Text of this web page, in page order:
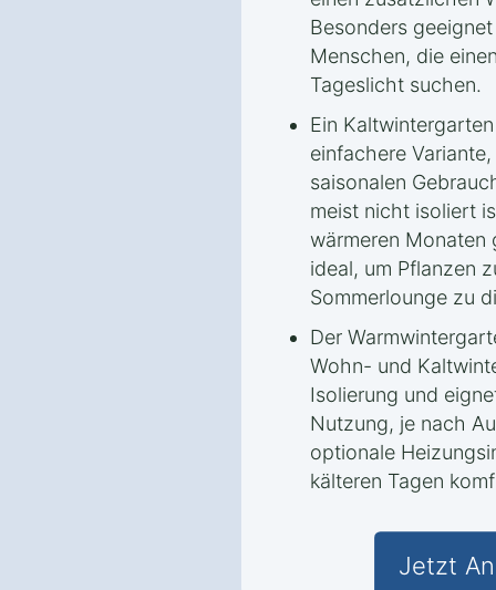
Besonders
Menschen, die
Tageslicht suchen.
Ein
einfachere
saisonalen
meist nicht isoliert
wärmeren
ideal, um Pflanzen
Sommerlounge zu
Der
Wohn- und
Isolierung und
Nutzung, je nach
optionale
kälteren Tagen
Jetzt